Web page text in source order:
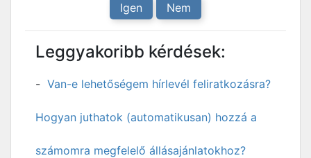
Igen Nem
Leggyakoribb kérdések:
Van-e lehetőségem hírlevél feliratkozásra?
Hogyan juthatok (automatikusan) hozzá a
számomra megfelelő állásajánlatokhoz?